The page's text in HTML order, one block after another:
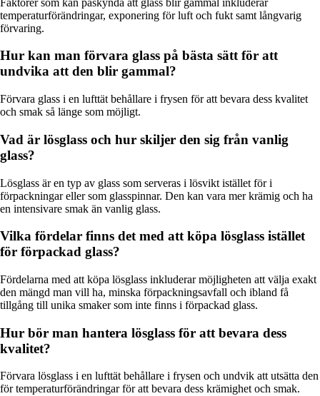
temperaturförändringar, exponering för luft och fukt samt långvarig
förvaring.
Hur kan man förvara glass på bästa sätt för att
undvika att den blir gammal?
Förvara glass i en lufttät behållare i frysen för att bevara dess kvalitet
och smak så länge som möjligt.
Vad är lösglass och hur skiljer den sig från vanlig
glass?
Lösglass är en typ av glass som serveras i lösvikt istället för i
förpackningar eller som glasspinnar. Den kan vara mer krämig och ha
en intensivare smak än vanlig glass.
Vilka fördelar finns det med att köpa lösglass istället
för förpackad glass?
Fördelarna med att köpa lösglass inkluderar möjligheten att välja exakt
den mängd man vill ha, minska förpackningsavfall och ibland få
tillgång till unika smaker som inte finns i förpackad glass.
Hur bör man hantera lösglass för att bevara dess
kvalitet?
Förvara lösglass i en lufttät behållare i frysen och undvik att utsätta den
för temperaturförändringar för att bevara dess krämighet och smak.